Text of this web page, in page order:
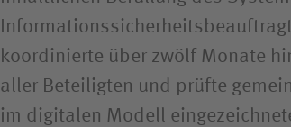
koordinierte über zwölf Monate
aller Beteiligten und prüfte
im digitalen Modell